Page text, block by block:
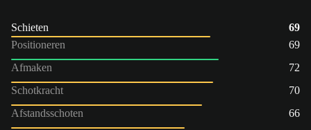
Schieten
69
Positioneren
69
Afmaken
72
Schotkracht
70
Afstandsschoten
66